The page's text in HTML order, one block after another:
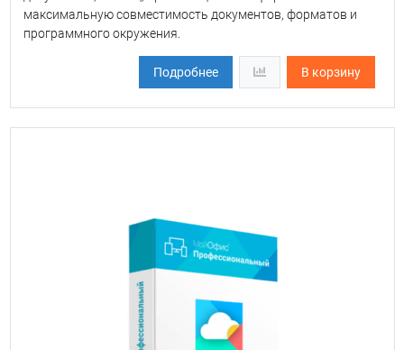
максимальную совместимость документов, форматов и
программного окружения.
Подробнее В корзину